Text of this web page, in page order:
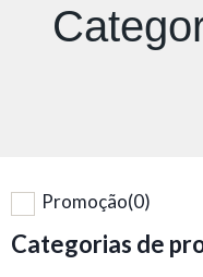
Promoção(0)
Categorias de